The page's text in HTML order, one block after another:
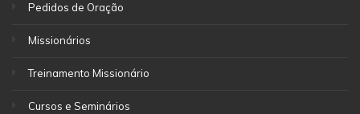
Pedidos de Oração
Missionários
Treinamento Missionário
Cursos e Seminários